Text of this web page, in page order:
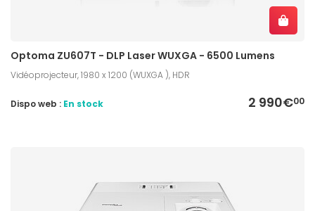
Optoma ZU607T - DLP Laser WUXGA - 6500 Lumens
Vidéoprojecteur, 1980 x 1200 (WUXGA ), HDR
2 990€00
Dispo web : En stock